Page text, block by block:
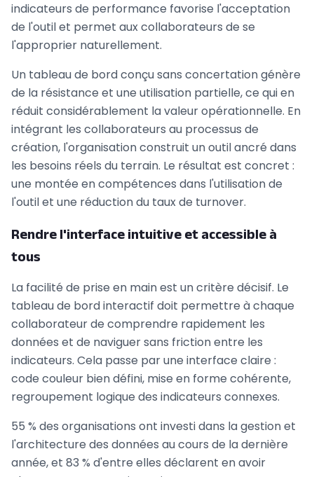
indicateurs de performance favorise l'acceptation
de l'outil et permet aux collaborateurs de se
l'approprier naturellement.
Un tableau de bord conçu sans concertation génère
de la résistance et une utilisation partielle, ce qui en
réduit considérablement la valeur opérationnelle. En
intégrant les collaborateurs au processus de
création, l'organisation construit un outil ancré dans
les besoins réels du terrain. Le résultat est concret :
une montée en compétences dans l'utilisation de
l'outil et une réduction du taux de turnover.
Rendre l'interface intuitive et accessible à
tous
La facilité de prise en main est un critère décisif. Le
tableau de bord interactif doit permettre à chaque
collaborateur de comprendre rapidement les
données et de naviguer sans friction entre les
indicateurs. Cela passe par une interface claire :
code couleur bien défini, mise en forme cohérente,
regroupement logique des indicateurs connexes.
55 % des organisations ont investi dans la gestion et
l'architecture des données au cours de la dernière
année, et 83 % d'entre elles déclarent en avoir